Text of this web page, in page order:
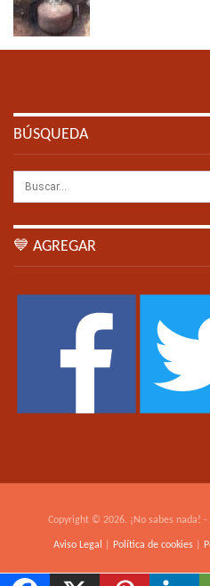
BÚSQUEDA
💙 AGREGAR
Copyright © 2026. ¡No sabes nada!
Aviso Legal Política de cookies